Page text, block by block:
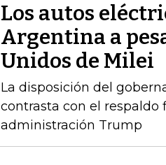
Los autos
Argentina a
Unidos de Milei
La disposición del
contrasta con el respaldo
administración Trump